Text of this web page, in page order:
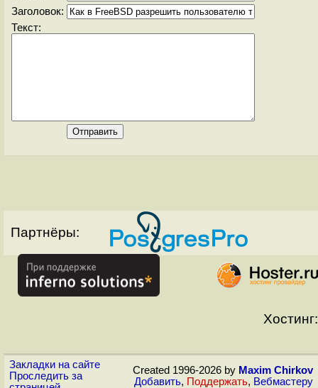
Заголовок:
Текст:
Партнёры:
Хостинг:
Закладки на сайте
Проследить за
Created 1996-2026 by Maxim Chirkov
Добавить, Поддержать, Вебмастеру